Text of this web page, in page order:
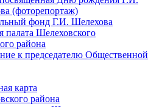
(фоторепортаж)
фонд Г.И. Шелехова
палата Шелеховского
района
к председателю Общественной
карта
района